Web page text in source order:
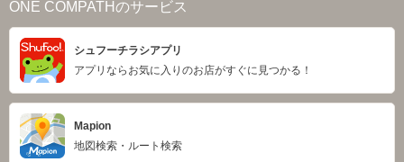
ONE COMPATHのサービス
シュフーチラシアプリ
アプリならお気に入りのお店がすぐに見つかる！
Mapion
地図検索・ルート検索